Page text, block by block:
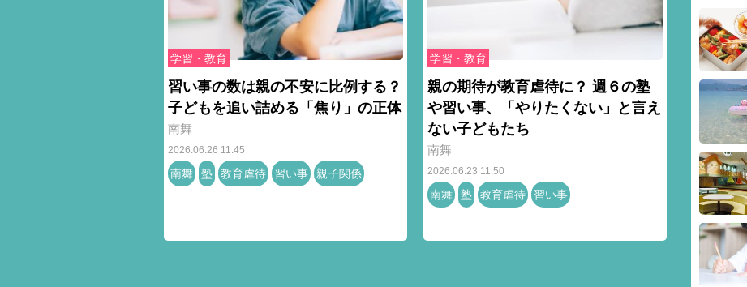
学習・教育
習い事の数は親の不安に比例する？
子どもを追い詰める「焦り」の正体
南舞
2026.06.26 11:45
南舞 塾 教育虐待 習い事 親子関係
学習・教育
親の期待が教育虐待に？ 週６の塾
や習い事、「やりたくない」と言え
ない子どもたち
南舞
2026.06.23 11:50
南舞 塾 教育虐待 習い事